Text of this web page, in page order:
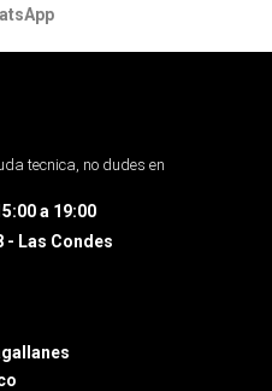
tecnica, no dudes en
a 19:00
- Las Condes